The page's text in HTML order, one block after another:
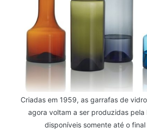
Criadas em 1959, as garrafas de
agora voltam a ser produzidas pela
disponíveis somente até o